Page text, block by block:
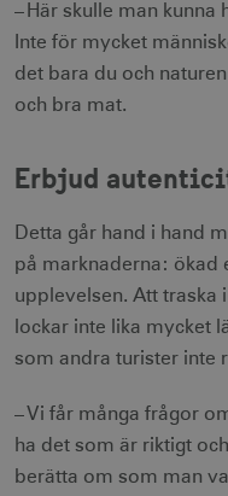
– Här skulle man
Inte för mycket
det bara du och
och bra mat.
Erbjud
Detta går hand i hand
på marknaderna: ökad
upplevelsen. Att traska
lockar inte lika mycket
som andra turister inte
– Vi får många frågor
ha det som är riktigt
berätta om som man